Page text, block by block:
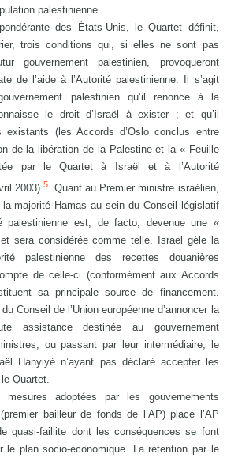
palestinienne.
des États-Unis, le Quartet définit,
trois conditions qui, si elles ne sont pas
gouvernement palestinien, provoqueront
de l’aide à l’Autorité palestinienne. Il s’agit
palestinien qu’il renonce à la
le droit d’Israël à exister ; et qu’il
existants (les Accords d’Oslo conclus entre
de la libération de la Palestine et la « Feuille
par le Quartet à Israël et à l’Autorité
2003) 5. Quant au Premier ministre israélien,
majorité Hamas au sein du Conseil législatif
palestinienne est, de facto, devenue une «
sera considérée comme telle. Israël gèle la
palestinienne des recettes douanières
de celle-ci (conformément aux Accords
sa principale source de financement.
Conseil de l’Union européenne d’annoncer la
assistance destinée au gouvernement
ou passant par leur intermédiaire, le
Hanyiyé n’ayant pas déclaré accepter les
Quartet.
mesures adoptées par les gouvernements
bailleur de fonds de l’AP) place l’AP
quasi-faillite dont les conséquences se font
le plan socio-économique. La rétention par le